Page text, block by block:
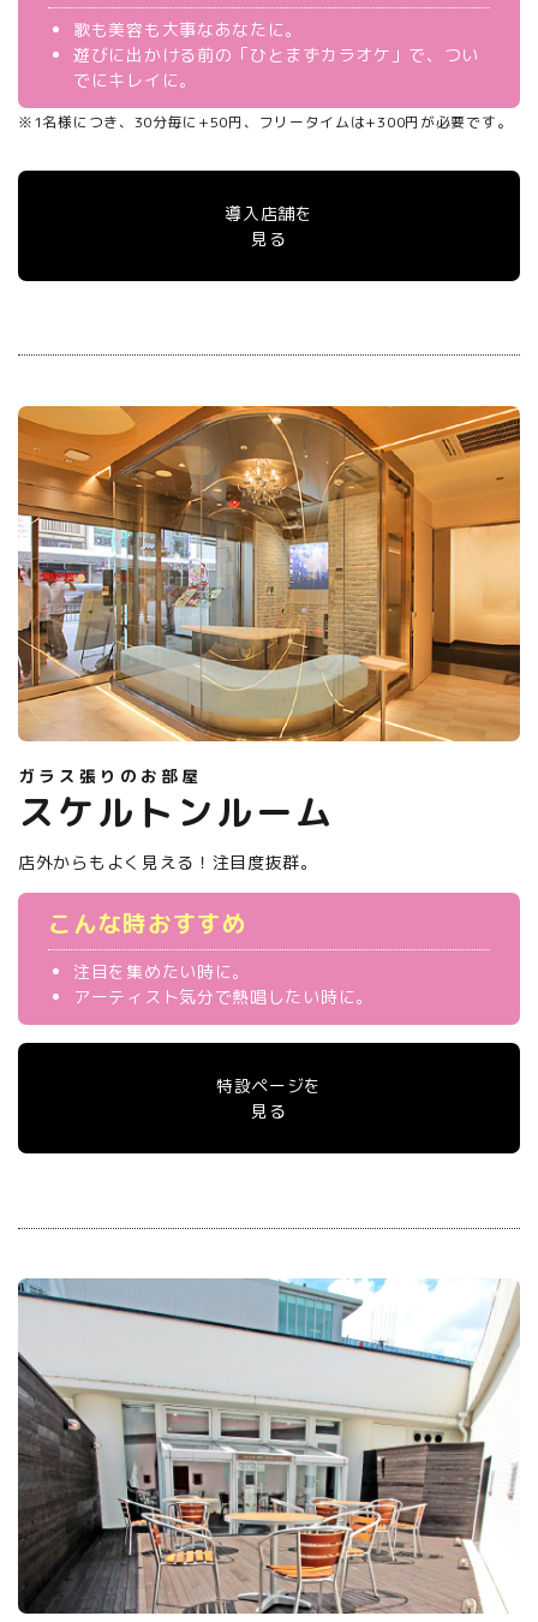
歌も美容も大事なあなたに。
遊びに出かける前の「ひとまずカラオケ」で、つい
でにキレイに。
※1名様につき、30分毎に+50円、フリータイムは+300円が必要です。
導入店舗を
見る
ガラス張りのお部屋
スケルトンルーム
店外からもよく見える！注目度抜群。
こんな時おすすめ
注目を集めたい時に。
アーティスト気分で熱唱したい時に。
特設ページを
見る